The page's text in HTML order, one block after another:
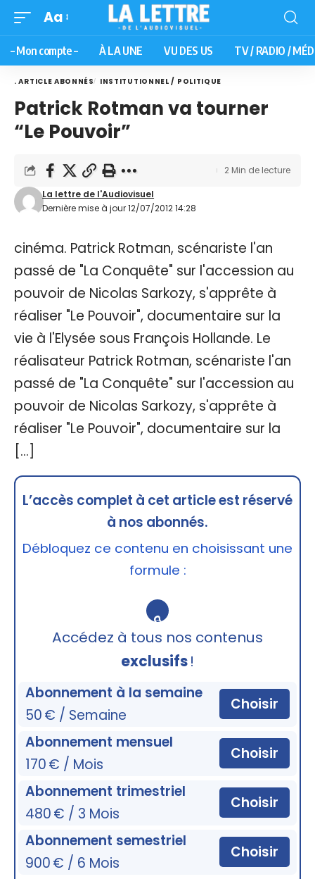
Aa
– Mon compte – À LA UNE VU DES US TV / RADIO /
. ARTICLE ABONNÉS INSTITUTIONNEL / POLITIQUE
Patrick Rotman va tourner
“Le Pouvoir”
Dernière mise à jour 12/07/2012 14:28
La lettre de l'Audiovisuel
2 Min de lecture
cinéma. Patrick Rotman, scénariste l'an
passé de "La Conquête" sur l'accession au
pouvoir de Nicolas Sarkozy, s'apprête à
réaliser "Le Pouvoir", documentaire sur la
vie à l'Elysée sous François Hollande. Le
réalisateur Patrick Rotman, scénariste l'an
passé de "La Conquête" sur l'accession au
pouvoir de Nicolas Sarkozy, s'apprête à
réaliser "Le Pouvoir", documentaire sur la
[…]
L’accès complet à cet article est réservé
à nos abonnés.
Débloquez ce contenu en choisissant une
formule :
🔒
Accédez à tous nos contenus
exclusifs!
Abonnement à la semaine
50 € / Semaine
Choisir
Abonnement mensuel
170 € / Mois
Choisir
Abonnement trimestriel
480 € / 3 Mois
Choisir
Abonnement semestriel
900 € / 6 Mois
Choisir